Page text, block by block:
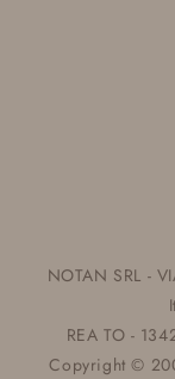
NOTAN SRL -
REA TO -
Copyright ©